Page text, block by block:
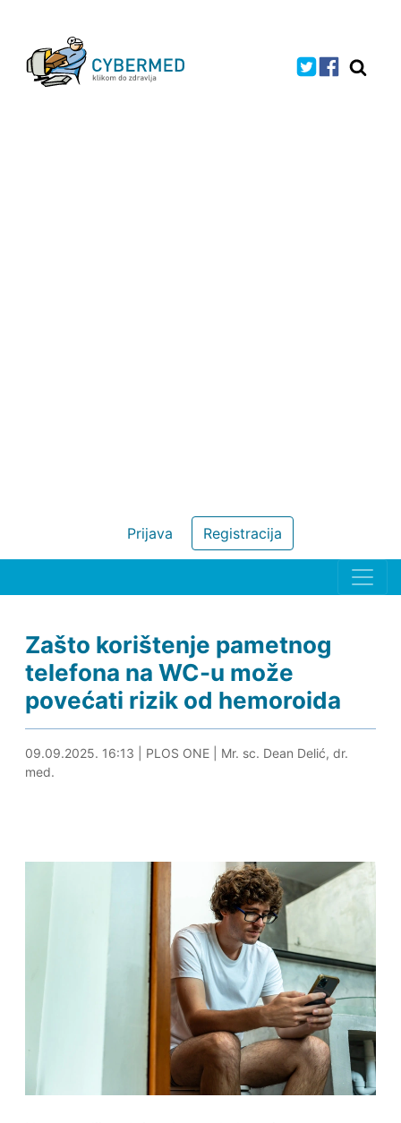
Registracija
Prijava
Zašto korištenje pametnog
telefona na WC-u može
povećati rizik od hemoroida
09.09.2025. 16:24
09.09.2025. 16:13 PLOS ONE| Mr. sc. Dean Delić, dr.
med.